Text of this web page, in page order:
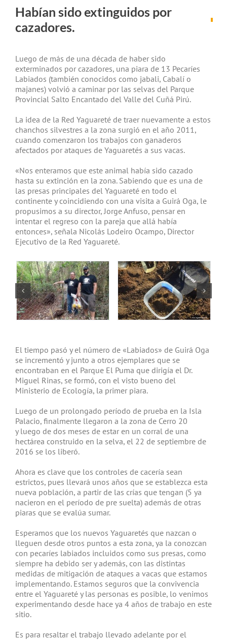
Habían sido extinguidos por
cazadores.
Luego de más de una década de haber sido
exterminados por cazadores, una piara de 13 Pecaríes
Labiados (también conocidos como jabali, Cabalí o
majanes) volvió a caminar por las selvas del Parque
Provincial Salto Encantado del Valle del Cuñá Pirú.
La idea de la Red Yaguareté de traer nuevamente a estos
chanchos silvestres a la zona surgió en el año 2011,
cuando comenzaron los trabajos con ganaderos
afectados por ataques de Yaguaretés a sus vacas.
«Nos enteramos que este animal había sido cazado
hasta su extinción en la zona. Sabiendo que es una de
las presas principales del Yaguareté en todo el
continente y coincidiendo con una visita a Guirá Oga, le
propusimos a su director, Jorge Anfuso, pensar en
intentar el regreso con la pareja que allá había
entonces», señala Nicolás Lodeiro Ocampo, Director
Ejecutivo de la Red Yaguareté.
El tiempo pasó y el número de «Labiados» de Guirá Oga
se incrementó y junto a otros ejemplares que se
encontraban en el Parque El Puma que dirigía el Dr.
Miguel Rinas, se formó, con el visto bueno del
Ministerio de Ecología, la primer piara.
Luego de un prolongado período de prueba en la Isla
Palacio, finalmente llegaron a la zona de Cerro 20
y luego de dos meses de estar en un corral de una
hectárea construido en la selva, el 22 de septiembre de
2016 se los liberó.
Ahora es clave que los controles de cacería sean
estrictos, pues llevará unos años que se establezca esta
nueva población, a partir de las crías que tengan (5 ya
nacieron en el período de pre suelta) además de otras
piaras que se evalúa sumar.
Esperamos que los nuevos Yaguaretés que nazcan o
lleguen desde otros puntos a esta zona, ya la conozcan
con pecaríes labiados incluidos como sus presas, como
siempre ha debido ser y además, con las distintas
medidas de mitigación de ataques a vacas que estamos
implementando. Estamos seguros que la convivencia
entre el Yaguareté y las personas es posible, lo venimos
experimentando desde hace ya 4 años de trabajo en este
sitio.
Es para resaltar el trabajo llevado adelante por el